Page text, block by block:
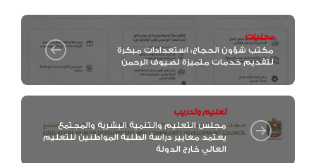
محليات
مكتب شؤون الحجاج: استعدادات مبكرة
لتقديم خدمات متميزة لضيوف الرحمن
تعليم وتدريب
مجلس التعليم والتنمية البشرية والمجتمع
يعتمد معايير دراسة الطلبة المواطنين للتعليم
العالي خارج الدولة